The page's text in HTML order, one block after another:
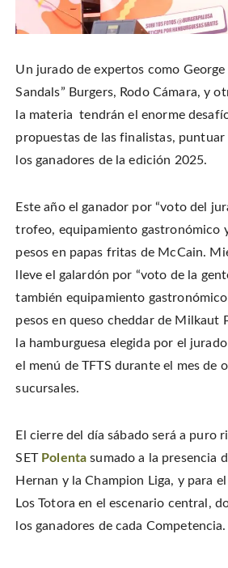
Un jurado de expertos como George
Sandals” Burgers, Rodo Cámara, y
la materia tendrán el enorme
propuestas de las finalistas,
los ganadores de la edición 2025.
Este año el ganador por “voto del
trofeo, equipamiento gastronómico
pesos en papas fritas de McCain.
lleve el galardón por “voto de la
también equipamiento
pesos en queso cheddar de Milkaut
la hamburguesa elegida por el
el menú de TFTS durante el mes de
sucursales.
El cierre del día sábado será a puro
SET Polenta sumado a la presencia
Hernan y la Champion Liga, y para
Los Totora en el escenario central,
los ganadores de cada Competencia.